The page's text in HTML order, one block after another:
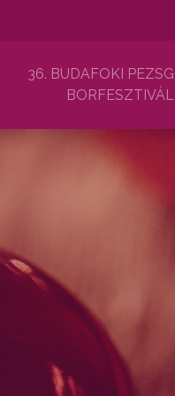
36. BUDAFOKI
BORFESZTIVÁL